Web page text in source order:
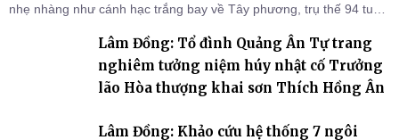
nhẹ nhàng như cánh hạc trắng bay về Tây phương, trụ thế 94 tuổi
Lâm Đồng: Tổ đình Quảng Ân Tự trang
nghiêm tưởng niệm húy nhật cố Trưởng
lão Hòa thượng khai sơn Thích Hồng Ân
Lâm Đồng: Khảo cứu hệ thống 7 ngôi